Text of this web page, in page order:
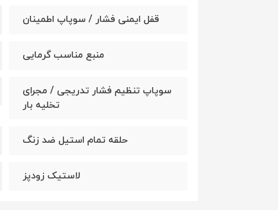
قفل ایمنی فشار / سوپاپ اطمینان
منبع مناسب گرمایی
سوپاپ تنظیم فشار تدریجی / مجرای
تخلیه بار
حلقه تمام استیل ضد زنگ
لاستیک زودپز